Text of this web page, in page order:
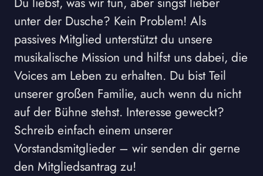
unter der Dusche? Kein Problem! Als
passives Mitglied unterstützt du unsere
musikalische Mission und hilfst uns dabei, die
Voices am Leben zu erhalten. Du bist Teil
unserer großen Familie, auch wenn du nicht
auf der Bühne stehst. Interesse geweckt?
Schreib einfach einem unserer
Vorstandsmitglieder – wir senden dir gerne
den Mitgliedsantrag zu!